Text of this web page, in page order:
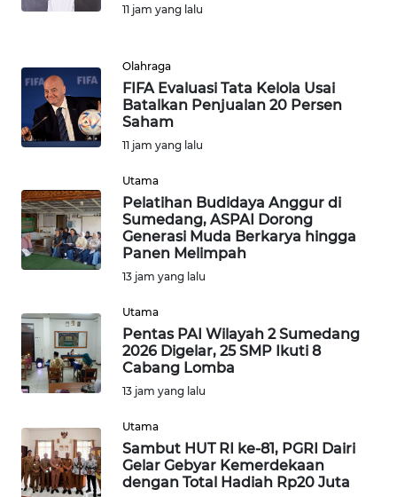
11 jam yang lalu
Olahraga
FIFA Evaluasi Tata Kelola Usai
Batalkan Penjualan 20 Persen
Saham
11 jam yang lalu
Utama
Pelatihan Budidaya Anggur di
Sumedang, ASPAI Dorong
Generasi Muda Berkarya hingga
Panen Melimpah
13 jam yang lalu
Utama
Pentas PAI Wilayah 2 Sumedang
2026 Digelar, 25 SMP Ikuti 8
Cabang Lomba
13 jam yang lalu
Utama
Sambut HUT RI ke-81, PGRI Dairi
Gelar Gebyar Kemerdekaan
dengan Total Hadiah Rp20 Juta
WN
WN
NTT
WN
WN
PAPUA
WN
WN
RIAU
SERAMBI
WN